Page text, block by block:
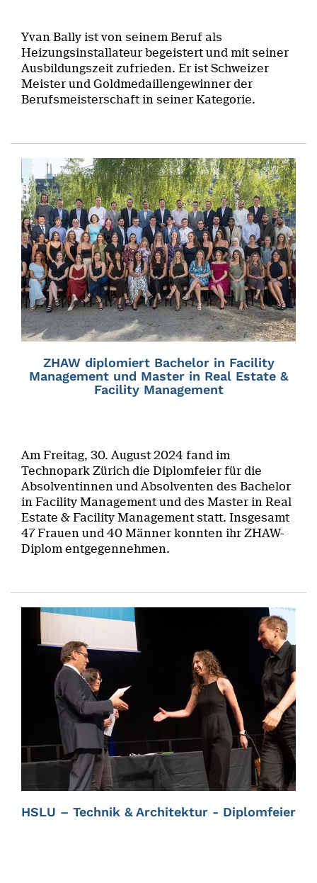
Yvan Bally ist von seinem Beruf als
Heizungsinstallateur begeistert und mit seiner
Ausbildungszeit zufrieden. Er ist Schweizer
Meister und Goldmedaillengewinner der
Berufsmeisterschaft in seiner Kategorie.
ZHAW diplomiert Bachelor in Facility
Management und Master in Real Estate &
Facility Management
Am Freitag, 30. August 2024 fand im
Technopark Zürich die Diplomfeier für die
Absolventinnen und Absolventen des Bachelor
in Facility Management und des Master in Real
Estate & Facility Management statt. Insgesamt
47 Frauen und 40 Männer konnten ihr ZHAW-
Diplom entgegennehmen.
HSLU – Technik & Architektur - Diplomfeier